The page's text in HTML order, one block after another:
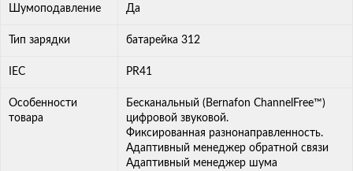
Шумоподавление Да
Тип зарядки батарейка 312
IEC PR41
Особенности
товара
Бесканальный (Bernafon ChannelFree™)
цифровой звуковой.
Фиксированная разнонаправленность.
Адаптивный менеджер обратной связи
Адаптивный менеджер шума